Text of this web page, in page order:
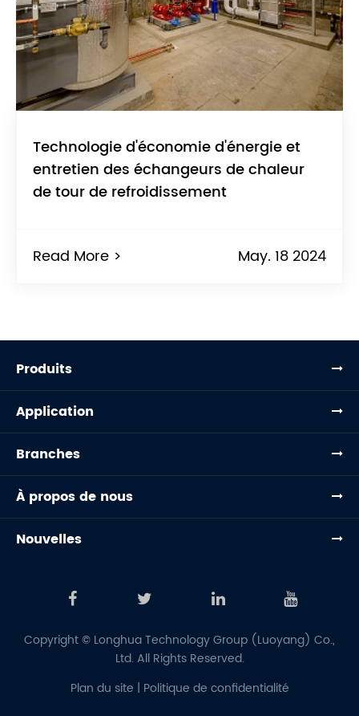
Technologie d'économie d'énergie et
entretien des échangeurs de chaleur
de tour de refroidissement
Read More > May. 18 2024
Produits
Application
Branches
À propos de nous
Nouvelles
Copyright © Longhua Technology Group (Luoyang) Co.,
Ltd.All Rights Reserved.
Plan du site | Politique de confidentialité